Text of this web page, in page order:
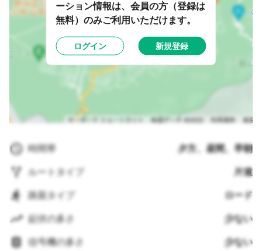
時間帯 夕方、昼間、早朝
ルートタイプ 片道
路面タイプ ロード
起伏の多さ 少ない
信号機の多さ 少ない
ーション情報は、会員の方（登録は
無料）のみご利用いただけます。
ログイン 新規登録